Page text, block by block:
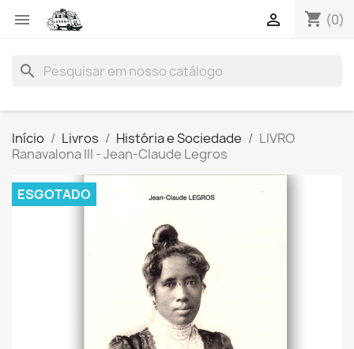
 shopping_cart (0)

search
Início Livros História e Sociedade
LIVRO
Ranavalona III - Jean-Claude Legros
ESGOTADO